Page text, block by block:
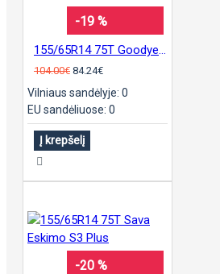
-19 %
104.00€ 84.24€
Vilniaus sandėlyje: 0
EU sandėliuose: 0
Į krepšelį
-20 %